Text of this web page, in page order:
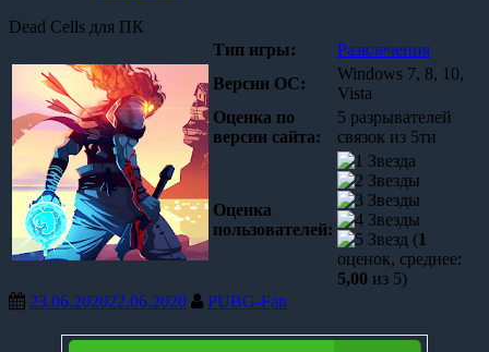
Dead Cells для ПК
Тип игры:
Развлечения
Версии OC:
Windows 7, 8, 10,
Vista
Оценка по
версии сайта:
5 разрывателей
связок из 5ти
Оценка
пользователей:
(1
оценок, среднее:
5,00 из 5)
23.06.202022.06.2020 PUBG-Fan